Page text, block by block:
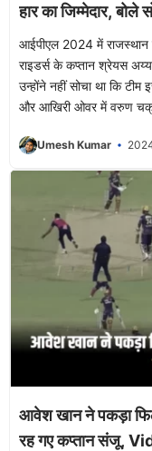
हार का जिम्मेदार, बोले
आईपीएल 2024 में राजस्थान
राइडर्स के कप्तान श्रेयस
उन्होंने नहीं सोचा था कि
और आखिरी ओवर में वरुण
Umesh Kumar
आवेश खान ने पकड़ा
रह गए कप्तान संजू,